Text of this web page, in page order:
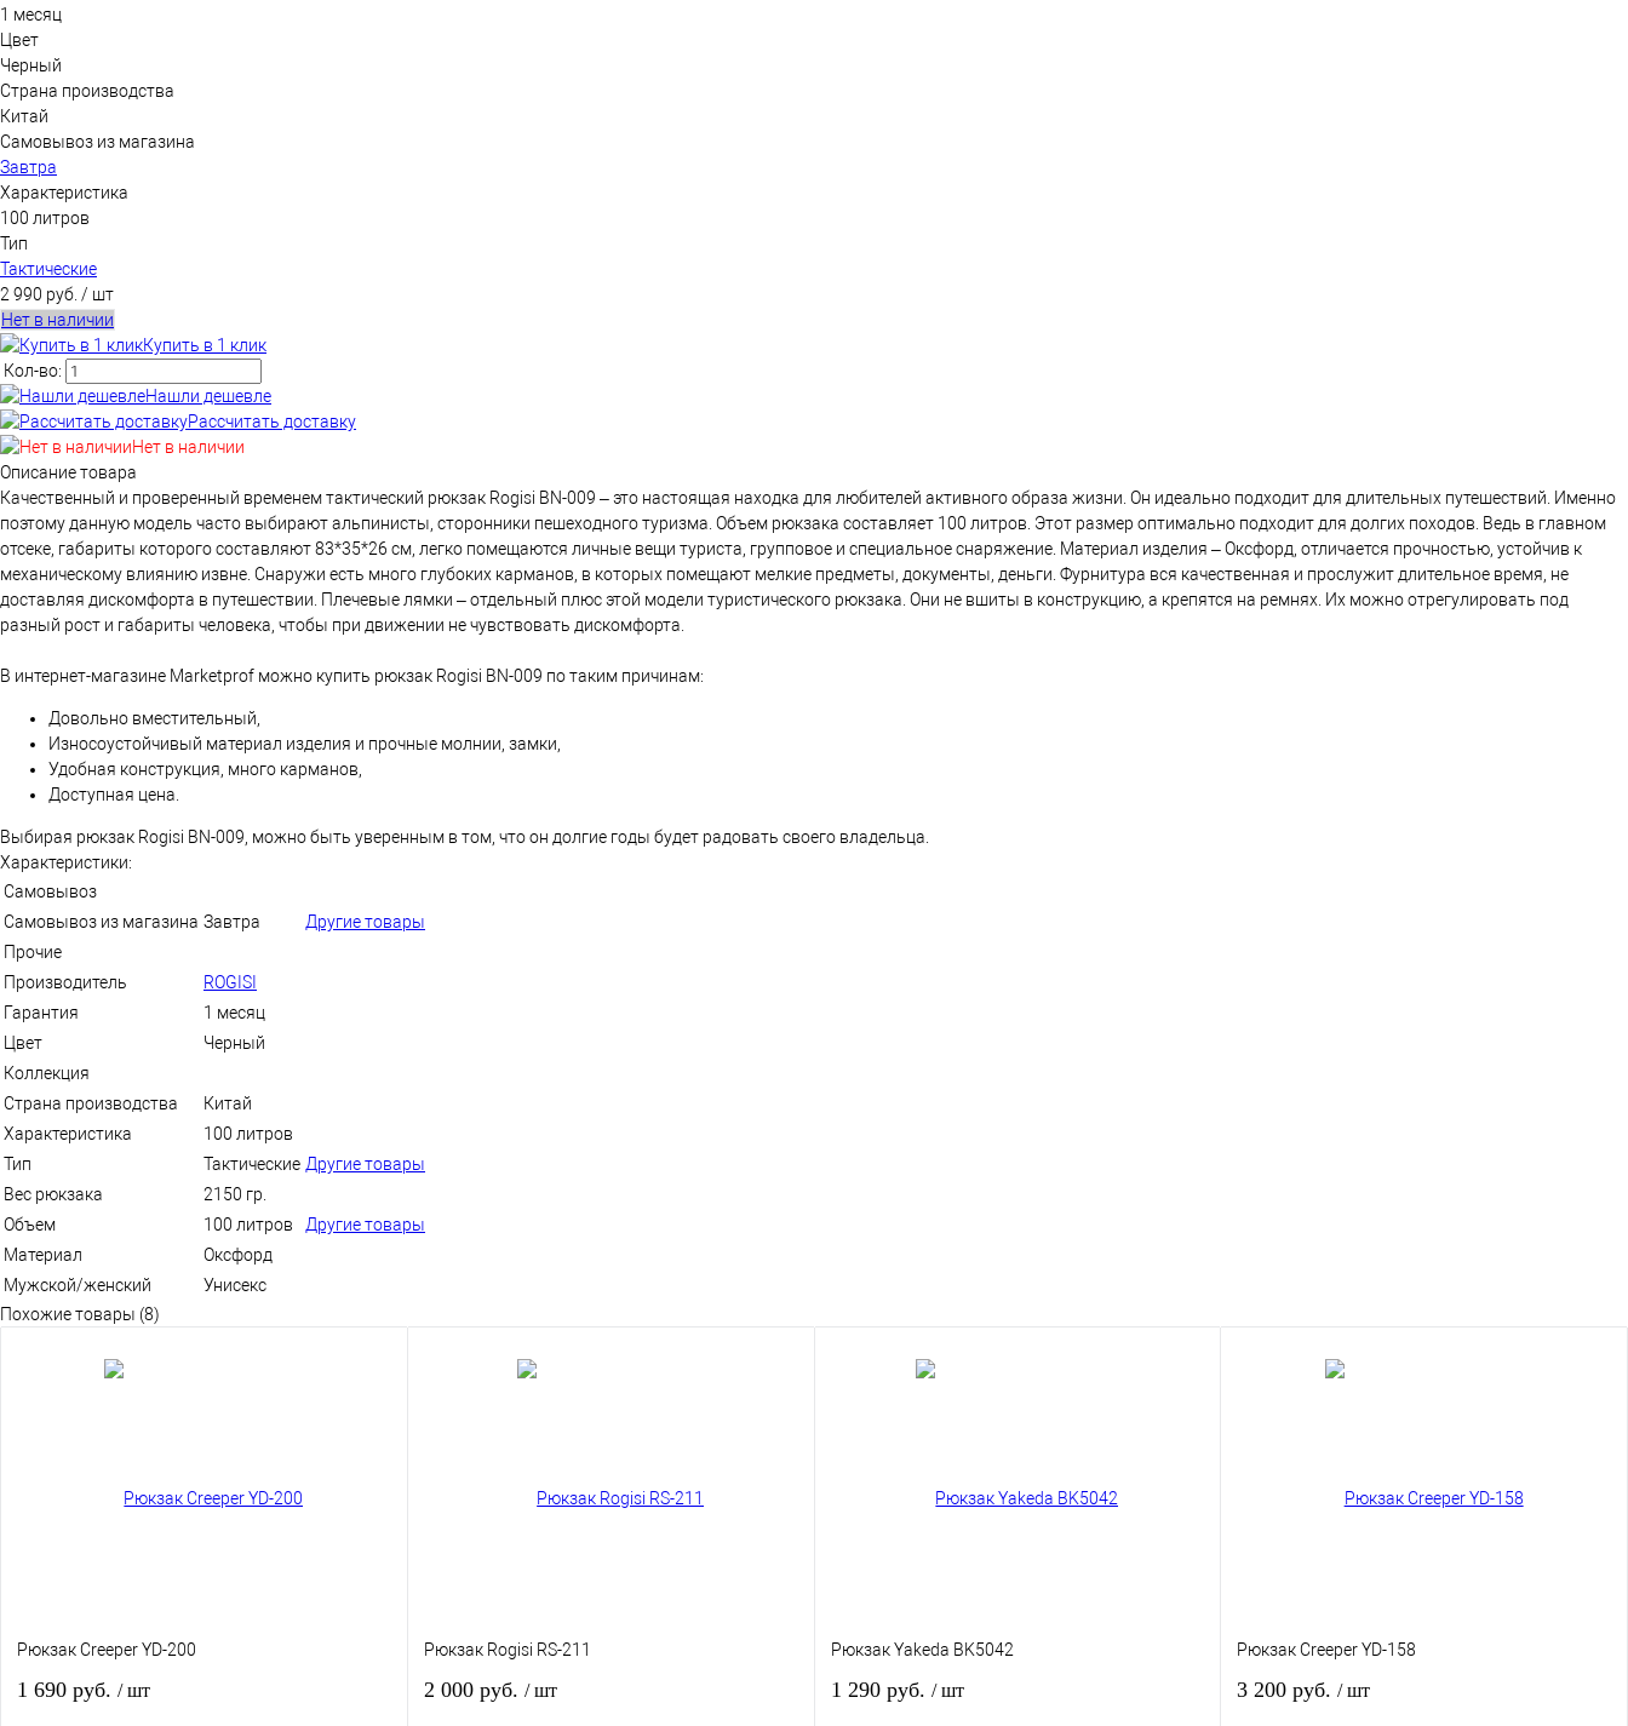
1 месяц
Цвет
Черный
Страна производства
Китай
Самовывоз из магазина
Завтра
Характеристика
100 литров
Тип
Тактические
2 990 руб. / шт
Нет в наличии
Купить в 1 клик
Кол-во:
Нашли дешевле
Рассчитать доставку
Нет в наличии
Описание товара
Качественный и проверенный временем тактический рюкзак Rogisi BN-009 – это настоящая находка для любителей активного образа жизни. Он идеально подходит для длительных путешествий. Именно
поэтому данную модель часто выбирают альпинисты, сторонники пешеходного туризма. Объем рюкзака составляет 100 литров. Этот размер оптимально подходит для долгих походов. Ведь в главном
отсеке, габариты которого составляют 83*35*26 см, легко помещаются личные вещи туриста, групповое и специальное снаряжение. Материал изделия – Оксфорд, отличается прочностью, устойчив к
механическому влиянию извне. Снаружи есть много глубоких карманов, в которых помещают мелкие предметы, документы, деньги. Фурнитура вся качественная и прослужит длительное время, не
доставляя дискомфорта в путешествии. Плечевые лямки – отдельный плюс этой модели туристического рюкзака. Они не вшиты в конструкцию, а крепятся на ремнях. Их можно отрегулировать под
разный рост и габариты человека, чтобы при движении не чувствовать дискомфорта.
В интернет-магазине Marketprof можно купить рюкзак Rogisi BN-009 по таким причинам:
Довольно вместительный,
Износоустойчивый материал изделия и прочные молнии, замки,
Удобная конструкция, много карманов,
Доступная цена.
Выбирая рюкзак Rogisi BN-009, можно быть уверенным в том, что он долгие годы будет радовать своего владельца.
Характеристики:
Самовывоз
Самовывоз из магазина Завтра
Другие товары
Прочие
Производитель
ROGISI
Гарантия
1 месяц
Цвет
Черный
Коллекция
Страна производства
Китай
Характеристика
100 литров
Тип
Тактические Другие товары
Вес рюкзака
2150 гр.
Объем
100 литров
Другие товары
Материал
Оксфорд
Мужской/женский
Унисекс
Похожие товары (8)
Рюкзак Creeper YD-200
1 690 руб. / шт
Рюкзак Rogisi RS-211
2 000 руб. / шт
Рюкзак Yakeda BK5042
1 290 руб. / шт
Рюкзак Creeper YD-158
3 200 руб./ шт